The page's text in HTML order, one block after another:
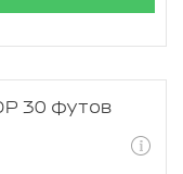
30 футов